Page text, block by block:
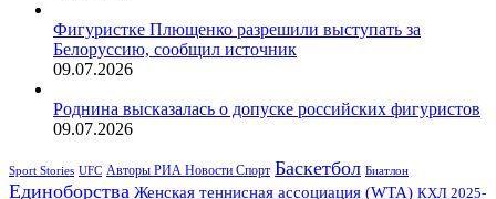
Фигуристке Плющенко разрешили выступать за
Белоруссию, сообщил источник
09.07.2026
Роднина высказалась о допуске российских фигуристов
09.07.2026
Sport Stories UFC Авторы РИА Новости Спорт Баскетбол Биатлон
Единоборства Женская теннисная ассоциация (WTA) КХЛ 2025-